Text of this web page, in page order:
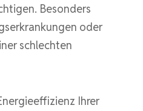
Besonders
oder
schlechten
Ihrer